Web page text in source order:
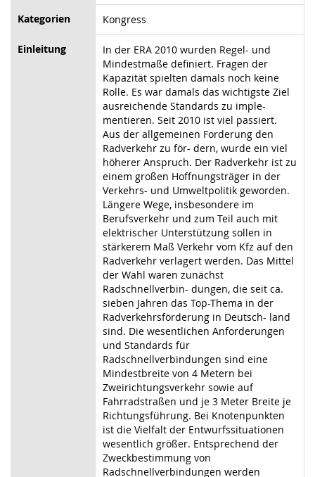
Kategorien Kongress
Einleitung
In der ERA 2010 wurden Regel- und
Mindestmaße definiert. Fragen der
Kapazität spielten damals noch keine
Rolle. Es war damals das wichtigste Ziel
ausreichende Standards zu imple-
mentieren. Seit 2010 ist viel passiert.
Aus der allgemeinen Forderung den
Radverkehr zu för- dern, wurde ein viel
höherer Anspruch. Der Radverkehr ist zu
einem großen Hoffnungsträger in der
Verkehrs- und Umweltpolitik geworden.
Längere Wege, insbesondere im
Berufsverkehr und zum Teil auch mit
elektrischer Unterstützung sollen in
stärkerem Maß Verkehr vom Kfz auf den
Radverkehr verlagert werden. Das Mittel
der Wahl waren zunächst
Radschnellverbin- dungen, die seit ca.
sieben Jahren das Top-Thema in der
Radverkehrsförderung in Deutsch- land
sind. Die wesentlichen Anforderungen
und Standards für
Radschnellverbindungen sind eine
Mindestbreite von 4 Metern bei
Zweirichtungsverkehr sowie auf
Fahrradstraßen und je 3 Meter Breite je
Richtungsführung. Bei Knotenpunkten
ist die Vielfalt der Entwurfssituationen
wesentlich größer. Entsprechend der
Zweckbestimmung von
Radschnellverbindungen werden